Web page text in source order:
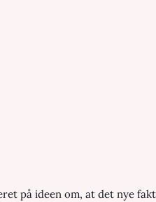
på ideen om, at det nye